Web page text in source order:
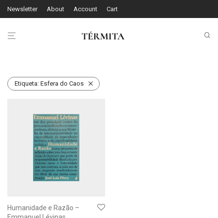
Newsletter About Account Cart
Etiqueta: Esfera do Caos
Humanidade e Razão –